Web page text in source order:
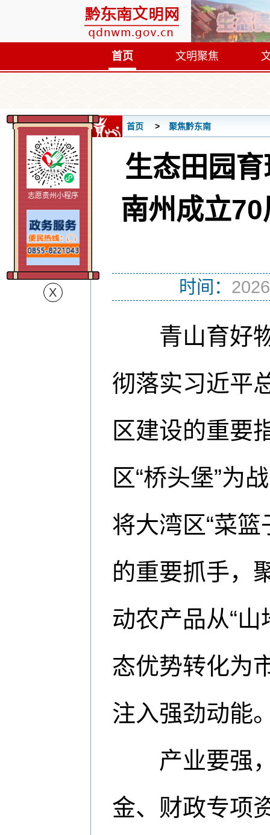
首页 文明聚焦
首页 聚焦黔东南
生态田园
南州成立
时间：
青山育好
彻落实习近平
区建设的重要
区“桥头堡”为
将大湾区“菜
的重要抓手，
动农产品从“山
态优势转化为
注入强劲动能
产业要强，
金、财政专项
志愿贵州小程序